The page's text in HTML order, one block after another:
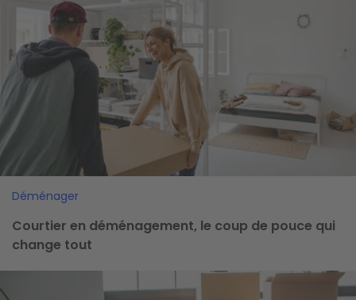
Déménager
Courtier en déménagement, le coup de pouce qui
change tout